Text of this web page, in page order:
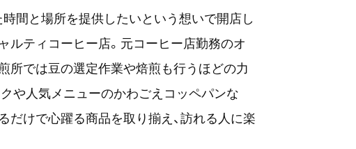
間と場所を提供したいという想いで開店し
ルティコーヒー店。元コーヒー店勤務のオ
所では豆の選定作業や焙煎も行うほどの力
や人気メニューのかわごえコッペパンな
だけで心躍る商品を取り揃え、訪れる人に楽